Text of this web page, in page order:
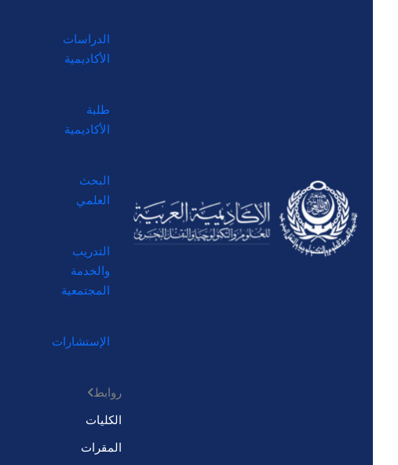
الدراسات
الأكاديمية
طلبة
الأكاديمية
البحث
العلمي
التدريب
والخدمة
المجتمعية
الإستشارات
روابط
الكليات
المقرات